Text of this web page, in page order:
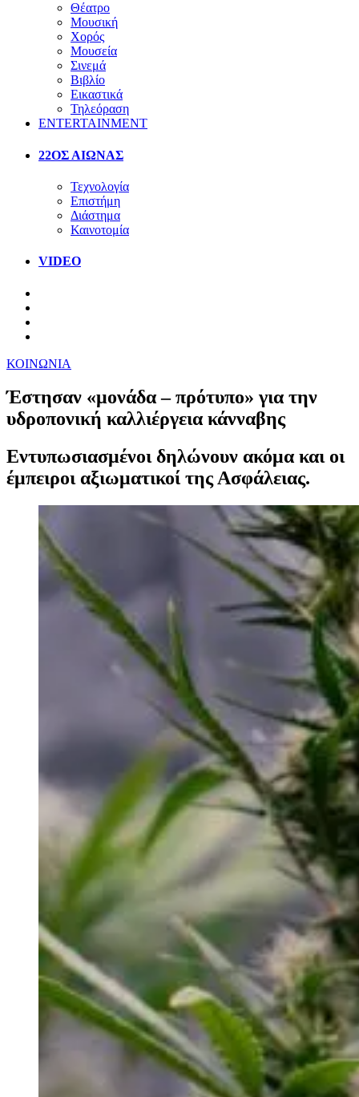
Θέατρο
Μουσική
Χορός
Μουσεία
Σινεμά
Βιβλίο
Εικαστικά
Τηλεόραση
ENTERTAINMENT
22ΟΣ ΑΙΩΝΑΣ
Τεχνολογία
Επιστήμη
Διάστημα
Καινοτομία
VIDEO
ΚΟΙΝΩΝΙΑ
Έστησαν «μονάδα – πρότυπο» για την
υδροπονική καλλιέργεια κάνναβης
Εντυπωσιασμένοι δηλώνουν ακόμα και οι
έμπειροι αξιωματικοί της Ασφάλειας.